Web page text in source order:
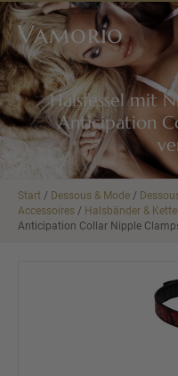
Vamorio
Halsfessel mit
Anticipation
Start / Dessous & Mode /
Accessoires / Halsbänder &
Anticipation Collar Nipple